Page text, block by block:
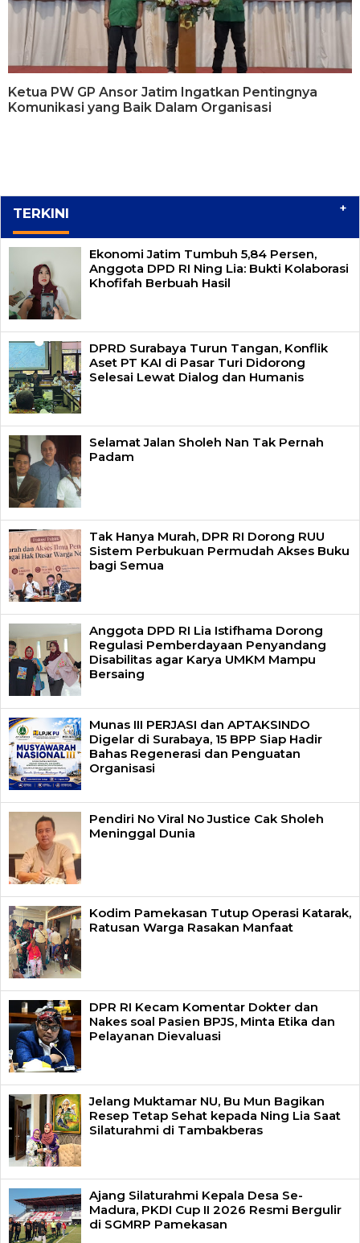
Ketua PW GP Ansor Jatim Ingatkan Pentingnya
Komunikasi yang Baik Dalam Organisasi
TERKINI +
Ekonomi Jatim Tumbuh 5,84 Persen,
Anggota DPD RI Ning Lia: Bukti Kolaborasi
Khofifah Berbuah Hasil
DPRD Surabaya Turun Tangan, Konflik
Aset PT KAI di Pasar Turi Didorong
Selesai Lewat Dialog dan Humanis
Selamat Jalan Sholeh Nan Tak Pernah
Padam
Tak Hanya Murah, DPR RI Dorong RUU
Sistem Perbukuan Permudah Akses Buku
bagi Semua
Anggota DPD RI Lia Istifhama Dorong
Regulasi Pemberdayaan Penyandang
Disabilitas agar Karya UMKM Mampu
Bersaing
Munas III PERJASI dan APTAKSINDO
Digelar di Surabaya, 15 BPP Siap Hadir
Bahas Regenerasi dan Penguatan
Organisasi
Pendiri No Viral No Justice Cak Sholeh
Meninggal Dunia
Kodim Pamekasan Tutup Operasi Katarak,
Ratusan Warga Rasakan Manfaat
DPR RI Kecam Komentar Dokter dan
Nakes soal Pasien BPJS, Minta Etika dan
Pelayanan Dievaluasi
Jelang Muktamar NU, Bu Mun Bagikan
Resep Tetap Sehat kepada Ning Lia Saat
Silaturahmi di Tambakberas
Ajang Silaturahmi Kepala Desa Se-
Madura, PKDI Cup II 2026 Resmi Bergulir
di SGMRP Pamekasan